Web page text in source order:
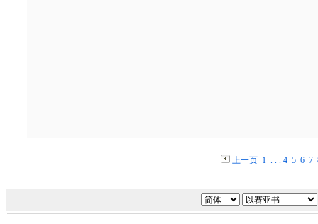
上一页 1. . . 4 5 6 7